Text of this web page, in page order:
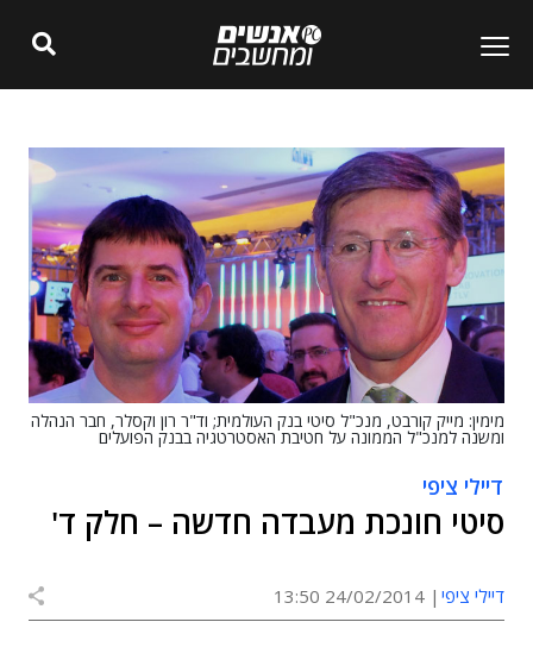
מימין: מייק קורבט, מנכ"ל סיטי בנק העולמית; וד"ר רון וקסלר, חבר הנהלה
ומשנה למנכ"ל הממונה על חטיבת האסטרטגיה בבנק הפועלים
דיילי ציפי
סיטי חונכת מעבדה חדשה – חלק ד'
דיילי ציפי 24/02/2014 13:50